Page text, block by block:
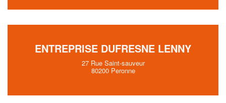
ENTREPRISE DUFRESNE LENNY
27 Rue Saint-sauveur
80200 Peronne